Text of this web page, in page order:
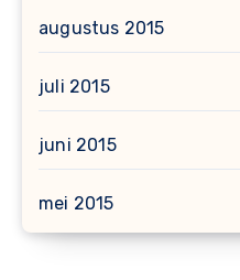
augustus 2015
juli 2015
juni 2015
mei 2015